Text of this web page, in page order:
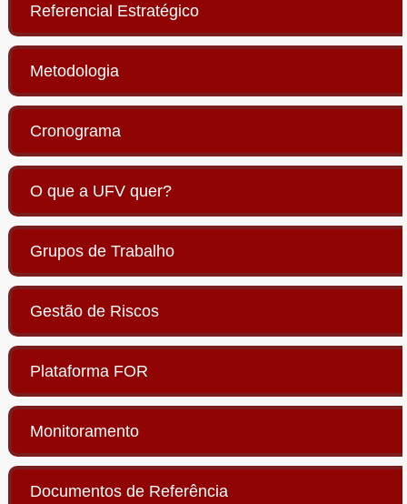
Referencial Estratégico
Metodologia
Cronograma
O que a UFV quer?
Grupos de Trabalho
Gestão de Riscos
Plataforma FOR
Monitoramento
Documentos de Referência